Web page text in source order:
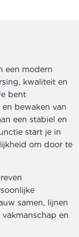
een modern
kwaliteit en
bent
bewaken van
een stabiel en
start je in
om door te
samen, lijnen
en